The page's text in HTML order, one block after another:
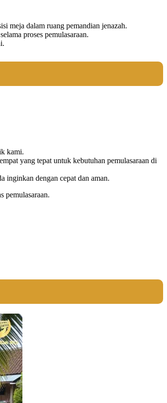
meja dalam ruang pemandian jenazah.
proses pemulasaraan.
kami.
yang tepat untuk kebutuhan pemulasaraan di
inginkan dengan cepat dan aman.
pemulasaraan.